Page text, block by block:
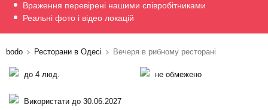
Враження перевірені нашими співробітниками
Реальні фото і відео локацій
bodo Ресторани в Одесі Вечеря в рибному ресторані
до 4 люд. не обмежено
Використати до 30.06.2027